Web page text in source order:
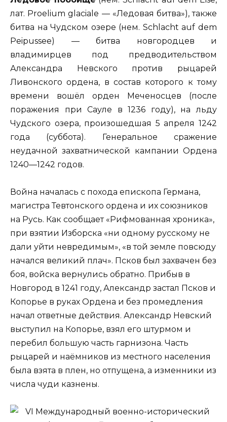
лат. Proelium glaciale — «Ледовая битва»), также
битва на Чудском озере (нем. Schlacht auf dem
Peipussee) — битва новгородцев и
владимирцев под предводительством
Александра Невского против рыцарей
Ливонского ордена, в состав которого к тому
времени вошёл орден Меченосцев (после
поражения при Сауле в 1236 году), на льду
Чудского озера, произошедшая 5 апреля 1242
года (суббота). Генеральное сражение
неудачной захватнической кампании Ордена
1240—1242 годов.
Война началась с похода епископа Германа,
магистра Тевтонского ордена и их союзников
на Русь. Как сообщает «Рифмованная хроника»,
при взятии Изборска «ни одному русскому не
дали уйти невредимым», «в той земле повсюду
начался великий плач». Псков был захвачен без
боя, войска вернулись обратно. Прибыв в
Новгород в 1241 году, Александр застал Псков и
Копорье в руках Ордена и без промедления
начал ответные действия. Александр Невский
выступил на Копорье, взял его штурмом и
перебил большую часть гарнизона. Часть
рыцарей и наёмников из местного населения
была взята в плен, но отпущена, а изменники из
числа чуди казнены.